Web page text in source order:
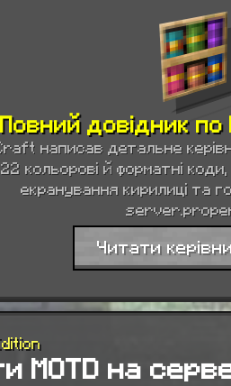
Повний довідник по
написав детальне
22 кольорові й форматні
екранування кирилиці та
Читати
MOTD на